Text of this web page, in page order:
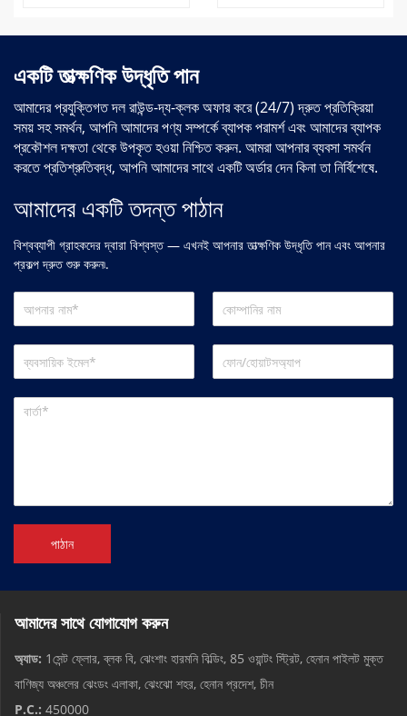
একটি তাত্ক্ষণিক উদ্ধৃতি পান
আমাদের প্রযুক্তিগত দল রাউন্ড-দ্য-ক্লক অফার করে (24/7) দ্রুত প্রতিক্রিয়া
সময় সহ সমর্থন, আপনি আমাদের পণ্য সম্পর্কে ব্যাপক পরামর্শ এবং আমাদের ব্যাপক
প্রকৌশল দক্ষতা থেকে উপকৃত হওয়া নিশ্চিত করুন. আমরা আপনার ব্যবসা সমর্থন
করতে প্রতিশ্রুতিবদ্ধ, আপনি আমাদের সাথে একটি অর্ডার দেন কিনা তা নির্বিশেষে.
আমাদের একটি তদন্ত পাঠান
বিশ্বব্যাপী গ্রাহকদের দ্বারা বিশ্বস্ত — এখনই আপনার তাত্ক্ষণিক উদ্ধৃতি পান এবং আপনার
প্রকল্প দ্রুত শুরু করুন৷.
পাঠান
আমাদের সাথে যোগাযোগ করুন
অ্যাড: 1সেন্ট ফ্লোর, ব্লক বি, ঝেংশাং হারমনি বিল্ডিং, 85 ওয়ান্টং স্ট্রিট, হেনান পাইলট মুক্ত
বাণিজ্য অঞ্চলের ঝেংডং এলাকা, ঝেংঝো শহর, হেনান প্রদেশ, চীন
P.C.: 450000